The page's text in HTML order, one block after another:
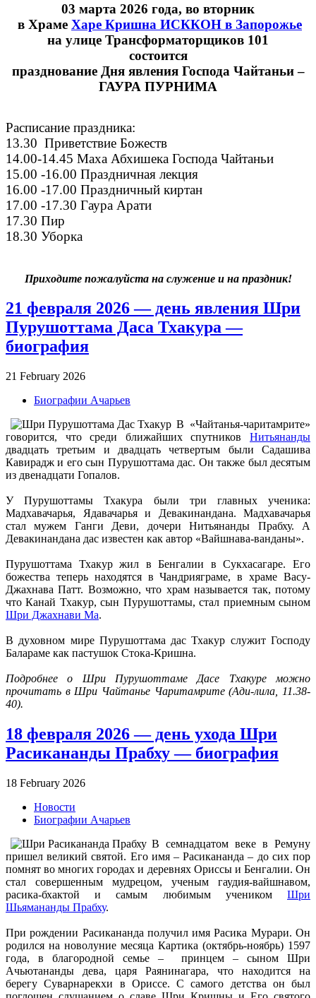
03 марта 2026 года, во вторник
в Храме Харе Кришна ИСККОН в Запорожье
на улице Трансформаторщиков 101
состоится
празднование Дня явления Господа Чайтаньи –
ГАУРА ПУРНИМА
Расписание праздника:
13.30 Приветствие Божеств
14.00-14.45 Маха Абхишека Господа Чайтаньи
15.00 -16.00 Праздничная лекция
16.00 -17.00 Праздничный киртан
17.00 -17.30 Гаура Арати
17.30 Пир
18.30 Уборка
Приходите пожалуйста на служение и на праздник!
21 февраля 2026 — день явления Шри
Пурушоттама Даса Тхакура —
биография
21 February 2026
Биографии Ачарьев
В «Чайтанья-чаритамрите»
говорится, что среди ближайших спутников Нитьянанды
двадцать третьим и двадцать четвертым были Садашива
Кавирадж и его сын Пурушоттама дас. Он также был десятым
из двенадцати Гопалов.
У Пурушоттамы Тхакура были три главных ученика:
Мадхавачарья, Ядавачарья и Девакинандана. Мадхавачарья
стал мужем Ганги Деви, дочери Нитьянанды Прабху. А
Девакинандана дас известен как автор «Вайшнава-ванданы».
Пурушоттама Тхакур жил в Бенгалии в Сукхасагаре. Его
божества теперь находятся в Чандрияграме, в храме Васу-
Джахнава Патт. Возможно, что храм называется так, потому
что Канай Тхакур, сын Пурушоттамы, стал приемным сыном
Шри Джахнави Ма.
В духовном мире Пурушоттама дас Тхакур служит Господу
Балараме как пастушок Стока-Кришна.
Подробнее о Шри Пурушоттаме Дасе Тхакуре можно
прочитать в Шри Чайтанье Чаритамрите (Ади-лила, 11.38-
40).
18 февраля 2026 — день ухода Шри
Расикананды Прабху — биография
18 February 2026
Новости
Биографии Ачарьев
В семнадцатом веке в Ремуну
пришел великий святой. Его имя – Расикананда – до сих пор
помнят во многих городах и деревнях Ориссы и Бенгалии. Он
стал совершенным мудрецом, ученым гаудия-вайшнавом,
расика-бхактой и самым любимым учеником Шри
Шьямананды Прабху.
При рождении Расикананда получил имя Расика Мурари. Он
родился на новолуние месяца Картика (октябрь-ноябрь) 1597
года, в благородной семье – принцем – сыном Шри
Ачьютананды дева, царя Раянинагара, что находится на
берегу Суварнарекхи в Ориссе. С самого детства он был